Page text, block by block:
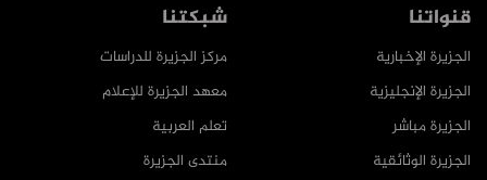
شبكتنا
مركز الجزيرة للدراسات
معهد الجزيرة للإعلام
تعلم العربية
منتدى الجزيرة
قنواتنا
الجزيرة الإخبارية
الجزيرة الإنجليزية
الجزيرة مباشر
الجزيرة الوثائقية